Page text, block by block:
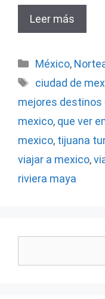
Leer más
Categorías
México,
Etiquetas
ciudad de
mejores destinos
mexico, que ver
mexico, tijuana
viajar a mexico,
riviera maya